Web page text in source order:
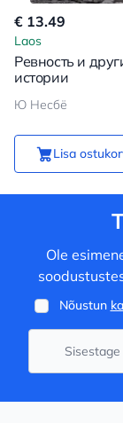
€ 13.49
Laos
Ревность и
истории
Ю Несбё
Lisa
Ole
Nõustun